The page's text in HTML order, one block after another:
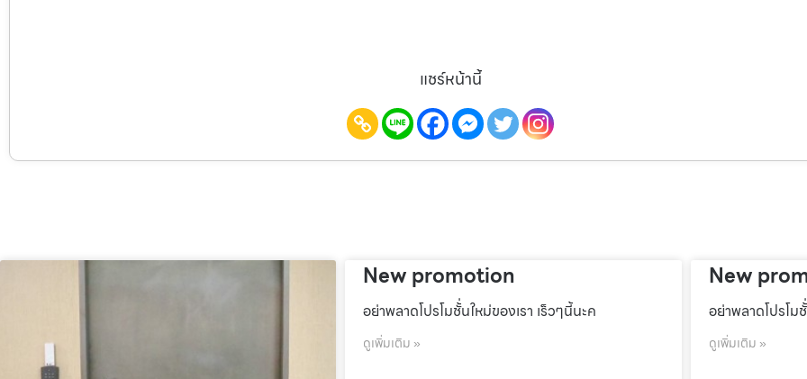
แชร์หน้านี้
New promotion
อย่าพลาดโปรโมชั้่นใหม่ของเรา เร็วๆนี้นะค
ดูเพิ่มเติม »
New
อย่าพลาดโปรโม
ดูเพิ่มเติม »